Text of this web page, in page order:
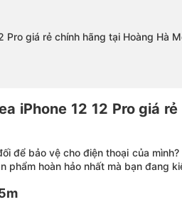
Pro giá rẻ chính hãng tại Hoàng Hà
iPhone 12 12 Pro giá
để bảo vệ cho điện thoại của mình?
phẩm hoàn hảo nhất mà bạn đang